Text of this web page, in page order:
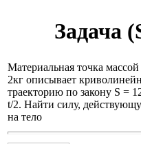
Задача
Материальная точка
2кг описывает
траекторию по закону S =
t/2. Найти силу,
на тело